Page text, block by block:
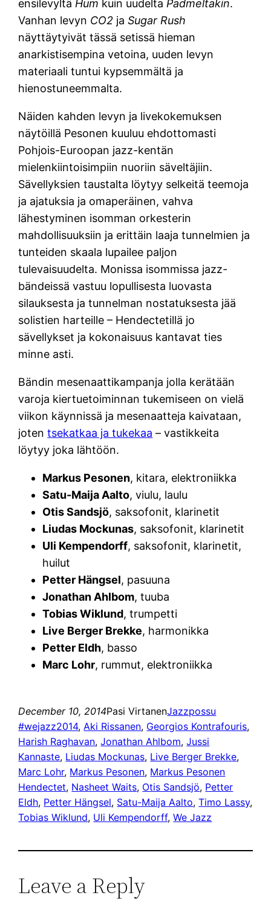
ensilevyltä Hum kuin uudelta Padmeltakin.
Vanhan levyn CO2 jaSugar Rush
näyttäytyivät tässä setissä hieman
anarkistisempina vetoina, uuden levyn
materiaali tuntui kypsemmältä ja
hienostuneemmalta.
Näiden kahden levyn ja livekokemuksen
näytöillä Pesonen kuuluu ehdottomasti
Pohjois-Euroopan jazz-kentän
mielenkiintoisimpiin nuoriin säveltäjiin.
Sävellyksien taustalta löytyy selkeitä teemoja
ja ajatuksia ja omaperäinen, vahva
lähestyminen isomman orkesterin
mahdollisuuksiin ja erittäin laaja tunnelmien ja
tunteiden skaala lupailee paljon
tulevaisuudelta. Monissa isommissa jazz-
bändeissä vastuu lopullisesta luovasta
silauksesta ja tunnelman nostatuksesta jää
solistien harteille – Hendectetillä jo
sävellykset ja kokonaisuus kantavat ties
minne asti.
Bändin mesenaattikampanja jolla kerätään
varoja kiertuetoiminnan tukemiseen on vielä
viikon käynnissä ja mesenaatteja kaivataan,
jotentsekatkaa ja tukekaa – vastikkeita
löytyy joka lähtöön.
Markus Pesonen, kitara, elektroniikka
Satu-Maija Aalto, viulu, laulu
Otis Sandsjö, saksofonit, klarinetit
Liudas Mockunas, saksofonit, klarinetit
Uli Kempendorff, saksofonit, klarinetit,
huilut
Petter Hängsel, pasuuna
Jonathan Ahlbom, tuuba
Tobias Wiklund, trumpetti
Live Berger Brekke, harmonikka
Petter Eldh, basso
Marc Lohr, rummut, elektroniikka
December 10, 2014Pasi VirtanenJazzpossu
#wejazz2014, Aki Rissanen, Georgios Kontrafouris
Harish Raghavan, Jonathan Ahlbom, Jussi
Kannaste, Liudas Mockunas, Live Berger Brekke
Marc Lohr, Markus Pesonen, Markus Pesonen
Hendectet, Nasheet Waits, Otis Sandsjö, Petter
Eldh, Petter Hängsel, Satu-Maija Aalto, Timo Lassy
Tobias Wiklund, Uli Kempendorff, We Jazz
Leave a Reply